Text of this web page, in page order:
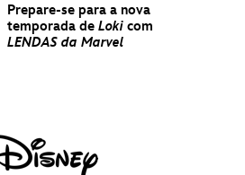
Prepare-se para a nova
temporada de Loki com
LENDAS da Marvel